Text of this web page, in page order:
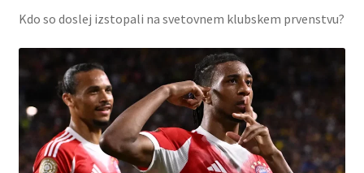
Kdo so doslej izstopali na svetovnem klubskem prvenstvu?